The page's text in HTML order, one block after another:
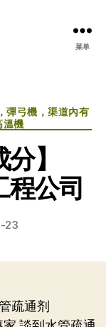
菜单
彈弓機，渠道內有
溫機
】
公司
23
疏通剂